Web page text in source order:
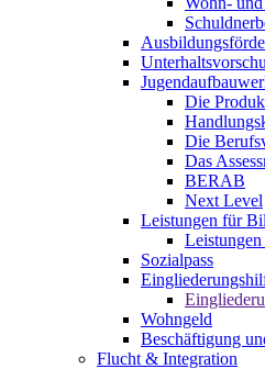
Die
Die
Das
BERAB
Next Level
Leistungen für
Sozialpass
Wohngeld
Beschäftigung
Flucht & Integration